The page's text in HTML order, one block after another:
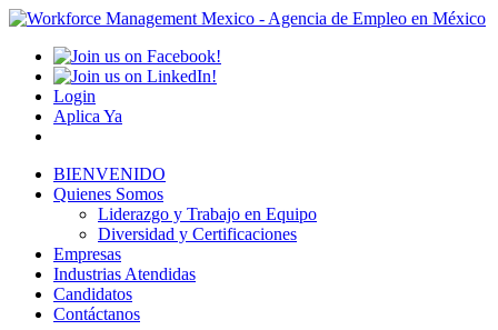
Login
Aplica Ya
BIENVENIDO
Quienes Somos
Liderazgo y Trabajo en Equipo
Diversidad y Certificaciones
Empresas
Industrias Atendidas
Candidatos
Contáctanos